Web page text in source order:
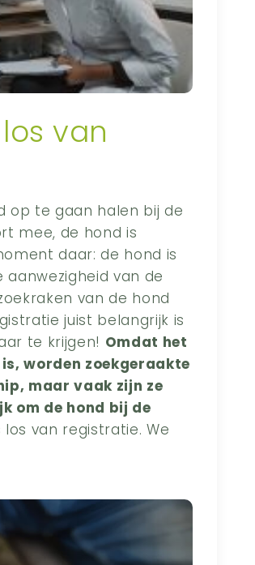
van
op te gaan halen bij de
mee, de hond is
daar: de hond is
van de
van de hond
juist belangrijk is
te krijgen! Omdat het
worden zoekgeraakte
maar vaak zijn ze
om de hond bij de
van registratie. We